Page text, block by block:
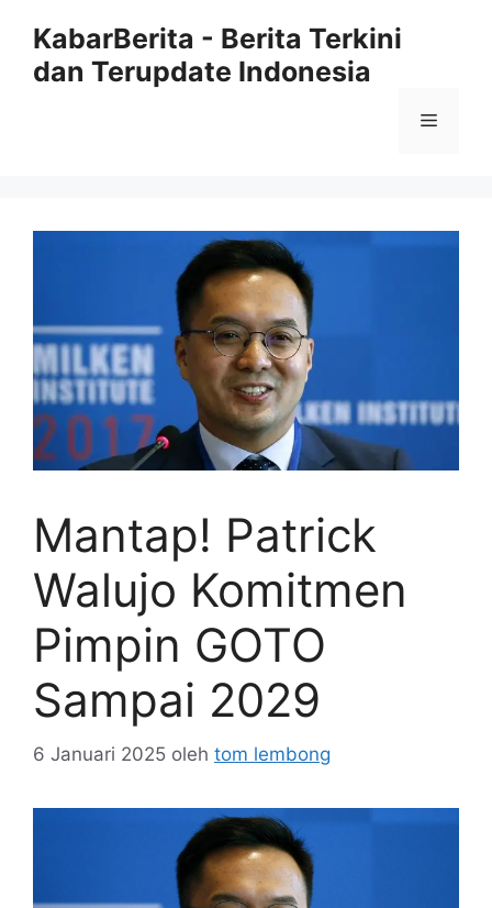
KabarBerita - Berita Terkini
dan Terupdate Indonesia
Menu
Mantap! Patrick
Walujo Komitmen
Pimpin GOTO
Sampai 2029
6 Januari 2025 oleh tom lembong